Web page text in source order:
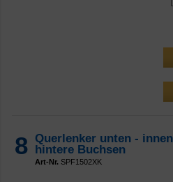
8 Querlenker unten -
hintere Buchsen
Art-Nr. SPF1502XK